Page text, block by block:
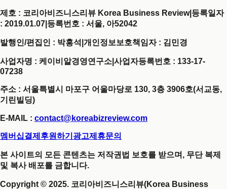
제호 : 코리아비즈니스리뷰 Korea Business Review| 등록일자
: 2019.01.07 등록번호 : 서울, 아52042
발행인/편집인 : 박홍석 개인정보보호책임자 : 김민경
사업자명 : 케이비알경영연구소 사업자등록번호 : 133-17-
07238
주소 : 서울특별시 마포구 어울마당로 130, 3층 3906호(서교동,
기린빌딩)
E-MAIL : contact@koreabizreview.com
멤버십결제 후원하기 광고제휴문의
본 사이트의 모든 콘텐츠는 저작권법 보호를 받으며, 무단 복제
및 복사 배포를 금합니다.
Copyright © 2025. 코리아비즈니스리뷰(Korea Business